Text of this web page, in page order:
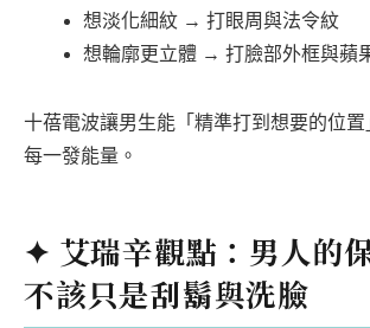
想淡化細紋 → 打眼周與法令紋
想輪廓更立體 → 打臉部外框與蘋
十蓓電波讓男生能「精準打到想要的位置
每一發能量。
✦ 艾瑞辛觀點：男人的
不該只是刮鬍與洗臉